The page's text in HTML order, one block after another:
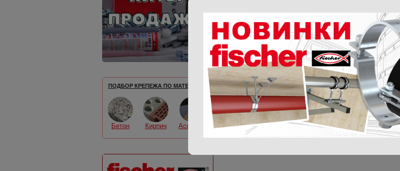
ПОДБОР КРЕПЕЖА ПО МАТЕРИАЛУ
Бетон Кирпич Асфальт